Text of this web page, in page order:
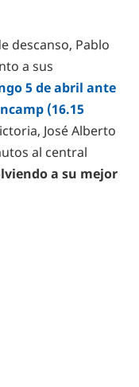
descanso, Pablo
a sus
5 de abril ante
(16.15
José Alberto
al central
a su mejor